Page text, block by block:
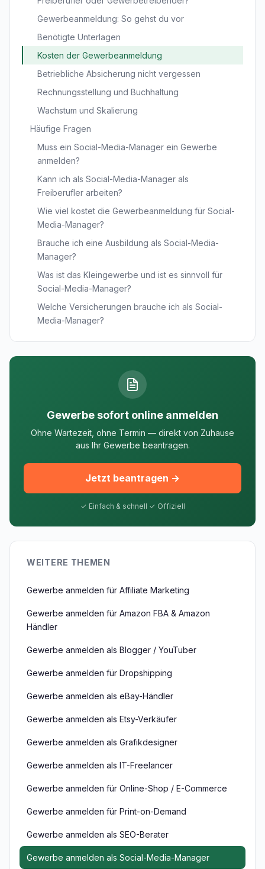
Gewerbeanmeldung: So gehst du vor
Benötigte Unterlagen
Kosten der Gewerbeanmeldung
Betriebliche Absicherung nicht vergessen
Rechnungsstellung und Buchhaltung
Wachstum und Skalierung
Häufige Fragen
Muss ein Social-Media-Manager ein Gewerbe
anmelden?
Kann ich als Social-Media-Manager als
Freiberufler arbeiten?
Wie viel kostet die Gewerbeanmeldung für Social-
Media-Manager?
Brauche ich eine Ausbildung als Social-Media-
Manager?
Was ist das Kleingewerbe und ist es sinnvoll für
Social-Media-Manager?
Welche Versicherungen brauche ich als Social-
Media-Manager?
Gewerbe sofort online anmelden
Ohne Wartezeit, ohne Termin — direkt von Zuhause
aus Ihr Gewerbe beantragen.
Jetzt beantragen →
✓ Einfach & schnell ✓ Offiziell
WEITERE THEMEN
Gewerbe anmelden für Affiliate Marketing
Gewerbe anmelden für Amazon FBA & Amazon
Händler
Gewerbe anmelden als Blogger / YouTuber
Gewerbe anmelden für Dropshipping
Gewerbe anmelden als eBay-Händler
Gewerbe anmelden als Etsy-Verkäufer
Gewerbe anmelden als Grafikdesigner
Gewerbe anmelden als IT-Freelancer
Gewerbe anmelden für Online-Shop / E-Commerce
Gewerbe anmelden für Print-on-Demand
Gewerbe anmelden als SEO-Berater
Gewerbe anmelden als Social-Media-Manager